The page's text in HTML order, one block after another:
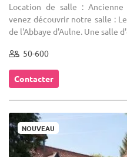
Location de salle : Ancienne
venez découvrir notre salle :
de l'Abbaye d'Aulne. Une salle
50-600
Contacter
NOUVEAU